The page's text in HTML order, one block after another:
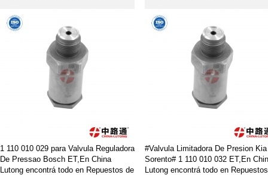
1 110 010 029 para Valvula Reguladora
De Pressao Bosch ET,En China
Lutong encontrá todo en Repuestos de
#Valvula Limitadora De Presion Kia
Sorento# 1 110 010 032 ET,En
Lutong encontrá todo en